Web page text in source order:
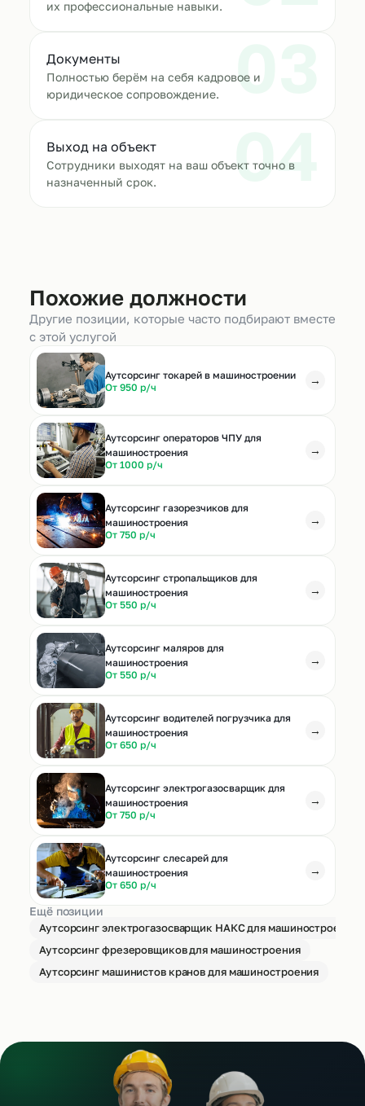
их профессиональные навыки.
03
Документы
Полностью берём на себя кадровое и
юридическое сопровождение.
04
Выход на объект
Сотрудники выходят на ваш объект точно в
назначенный срок.
Похожие должности
Другие позиции, которые часто подбирают вместе
с этой услугой
Аутсорсинг токарей в машиностроении
От 950 р/ч
→
Аутсорсинг операторов ЧПУ для
машиностроения
От 1000 р/ч
→
Аутсорсинг газорезчиков для
машиностроения
От 750 р/ч
→
Аутсорсинг стропальщиков для
машиностроения
От 550 р/ч
→
Аутсорсинг маляров для
машиностроения
От 550 р/ч
→
Аутсорсинг водителей погрузчика для
машиностроения
От 650 р/ч
→
Аутсорсинг электрогазосварщик для
машиностроения
От 750 р/ч
→
Аутсорсинг слесарей для
машиностроения
От 650 р/ч
→
Ещё позиции
Аутсорсинг электрогазосварщик НАКС для машиностроения
Аутсорсинг фрезеровщиков для машиностроения
Аутсорсинг машинистов кранов для машиностроения